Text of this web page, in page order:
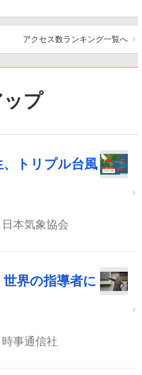
アクセス数ランキング一覧へ
ップ
、トリプル台風
日本気象協会
界の指導者に
時事通信社